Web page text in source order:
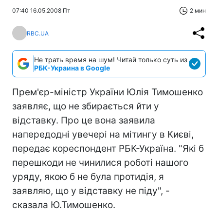
07:40 16.05.2008 Пт 2 мин
RBC.UA
Не трать время на шум! Читай только суть из
РБК-Украина в Google
Прем'єр-міністр України Юлія Тимошенко
заявляє, що не збирається йти у
відставку. Про це вона заявила
напередодні увечері на мітингу в Києві,
передає кореспондент РБК-Україна. "Які б
перешкоди не чинилися роботі нашого
уряду, якою б не була протидія, я
заявляю, що у відставку не піду", -
сказала Ю.Тимошенко.